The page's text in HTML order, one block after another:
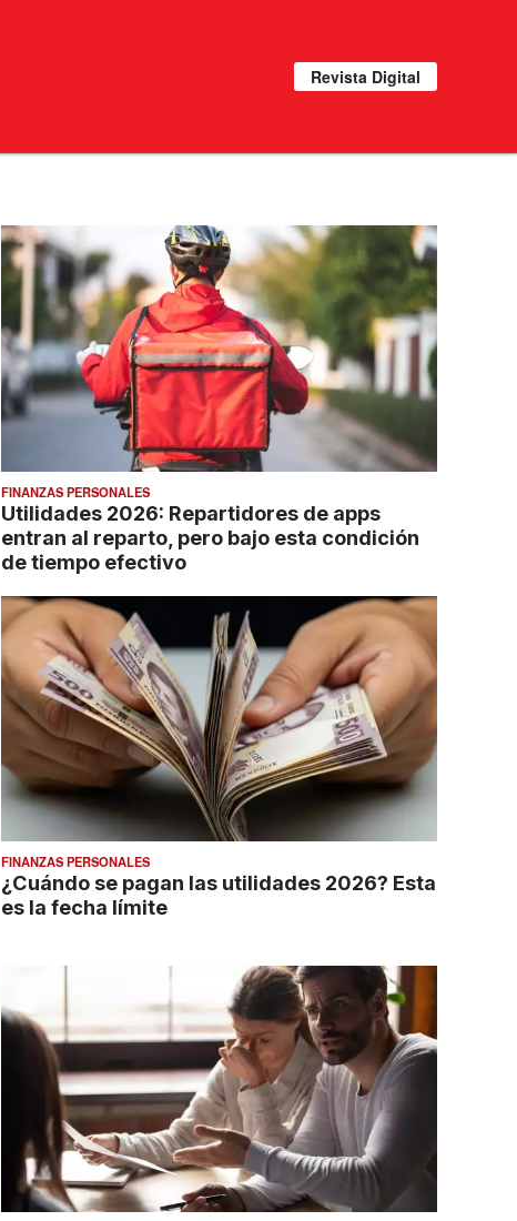
Revista Digital
FINANZAS PERSONALES
Utilidades 2026: Repartidores de apps
entran al reparto, pero bajo esta condición
de tiempo efectivo
FINANZAS PERSONALES
¿Cuándo se pagan las utilidades 2026? Esta
es la fecha límite